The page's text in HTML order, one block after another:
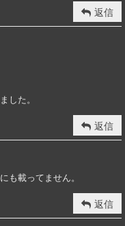
返信
した。
返信
も載ってません。
返信